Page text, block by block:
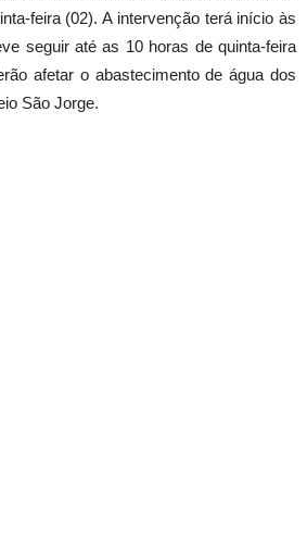
feira (02). A intervenção terá início às
seguir até as 10 horas de quinta-feira
afetar o abastecimento de água dos
São Jorge.